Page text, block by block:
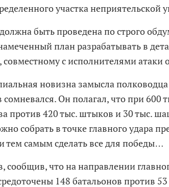
участка неприятельской
быть проведена по строго
план разрабатывать в
совместному с исполнителями атаки
новизна замысла
сомневался. Он полагал, что при
против 420 тыс. штыков и 30 тыс.
собрать в точке главного удара
тем самым сделать все для победы…
сообщив, что на направлении
148 батальонов против